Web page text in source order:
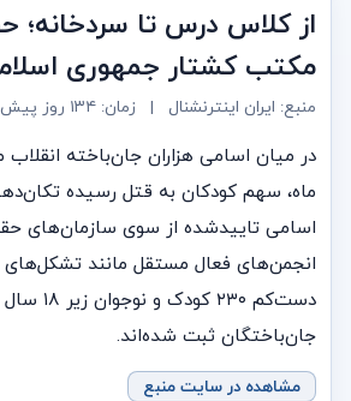
از کلاس درس تا سردخانه؛
مکتب کشتار جمهوری
منبع: ایران اینترنشنال | زمان: ۱۳۴ روز پیش
در میان اسامی هزاران جان‌باخته انقلاب
ماه، سهم کودکان به قتل رسیده
اسامی تاییدشده از سوی سازمان‌های
انجمن‌های فعال مستقل مانند
دست‌کم ۲۳۰
جان‌باختگان ثبت شده‌اند.
مشاهده در سایت منبع